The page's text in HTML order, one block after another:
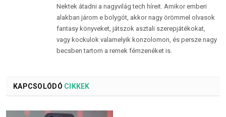
Nektek átadni a nagyvilág tech híreit. Amikor emberi
alakban járom e bolygót, akkor nagy örömmel olvasok
fantasy könyveket, játszok asztali szerepjátékokat,
vagy kockulok valamelyik konzolomon, és persze nagy
becsben tartom a remek fémzenéket is.
KAPCSOLÓDÓ CIKKEK